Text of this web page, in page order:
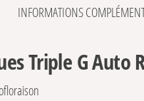
INFORMATIONS
Triple G Auto